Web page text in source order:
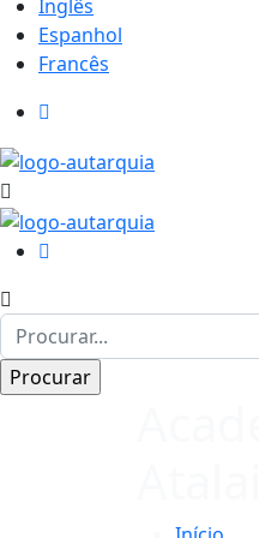
Inglês
Espanhol
Francês